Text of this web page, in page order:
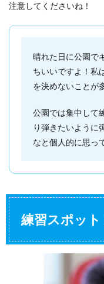
注意してくださいね！
晴れた日に公園で
ちいいですよ！私
を決めないことが
公園では集中して
り弾きたいように
なと個人的に思っ
練習スポッ